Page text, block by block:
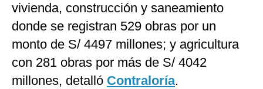
vivienda, construcción y saneamiento
donde se registran 529 obras por un
monto de S/ 4497 millones; y agricultura
con 281 obras por más de S/ 4042
millones, detalló Contraloría.